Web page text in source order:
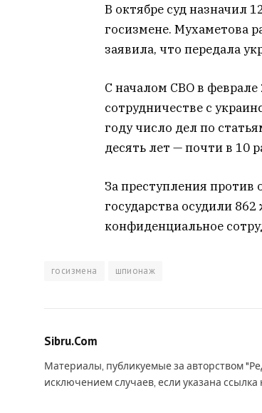
В октябре суд назначил
госизмене. Мухаметова
заявила, что передала
С началом СВО в феврале
сотрудничестве с
году число дел по
десять лет — почти в 10
За преступления против
государства осудили
конфиденциальное
госизмена шпионаж
Sibru.Com
Материалы, публикуемые за авторством
исключением случаев, если указана